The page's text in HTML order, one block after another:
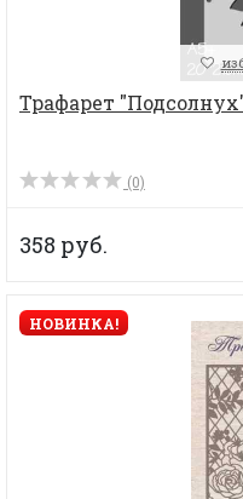
Трафарет
(0)
358 руб.
НОВИНКА!